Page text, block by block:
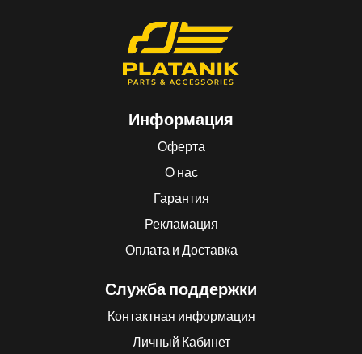
Информация
Оферта
О нас
Гарантия
Рекламация
Оплата и Доставка
Служба поддержки
Контактная информация
Личный Кабинет